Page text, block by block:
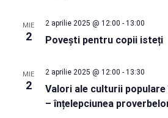
MIE
2 Povești pentru copii isteți
2 aprilie 2025 @ 12:00 - 13:00
MIE
2
Valori ale culturii
– înțelepciunea
2 aprilie 2025 @ 12:00 - 13:30